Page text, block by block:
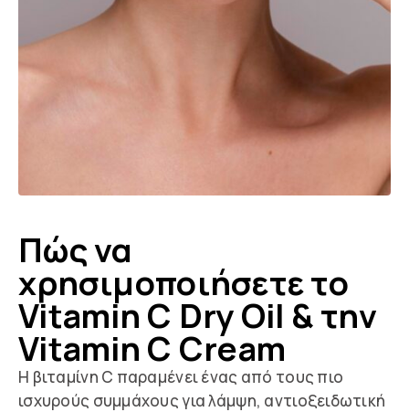
Πώς να
χρησιμοποιήσετε το
Vitamin C Dry Oil & την
Vitamin C Cream
Η βιταμίνη C παραμένει ένας από τους πιο
ισχυρούς συμμάχους για λάμψη, αντιοξειδωτική